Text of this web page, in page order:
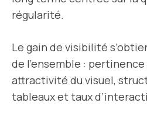
régularité.
Le gain de visibilité
de l’ensemble :
attractivité du visuel,
tableaux et taux